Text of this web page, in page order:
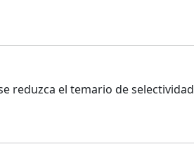
reduzca el temario de selectividad